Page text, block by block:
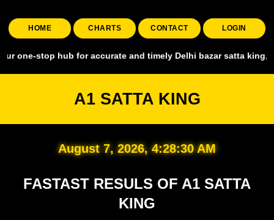
HOME CHARTS CONTACT LOGIN
hub for accurate and timely Delhi bazar satta king, covering
A1 SATTA KING
August 7, 2026, 4:28:31 AM
FASTAST RESULS OF A1 SATTA
KING